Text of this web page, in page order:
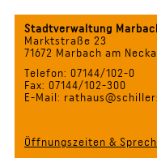
Stadtverwaltung
Marktstraße 23
71672 Marbach am
Telefon: 07144/102-0
Fax: 07144/102-300
E-Mail:
Öffnungszeiten &